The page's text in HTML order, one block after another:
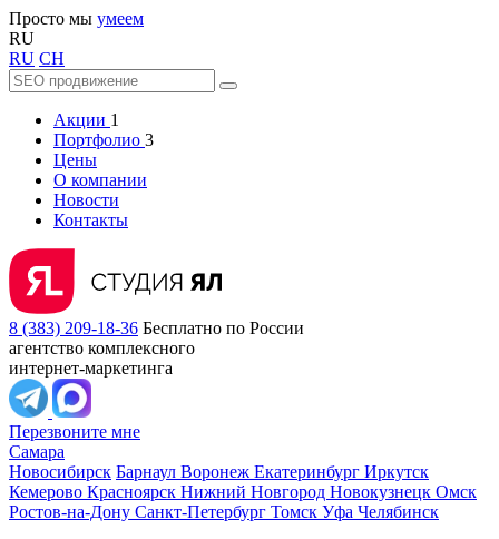
Просто мы умеем
RU
RU CH
Акции 1
Портфолио 3
Цены
О компании
Новости
Контакты
8 (383) 209-18-36 Бесплатно по России
агентство комплексного
интернет-маркетинга
Перезвоните мне
Самара
Новосибирск Барнаул Воронеж Екатеринбург Иркутск
Кемерово Красноярск Нижний Новгород Новокузнецк Омск
Ростов-на-Дону Санкт-Петербург Томск Уфа Челябинск